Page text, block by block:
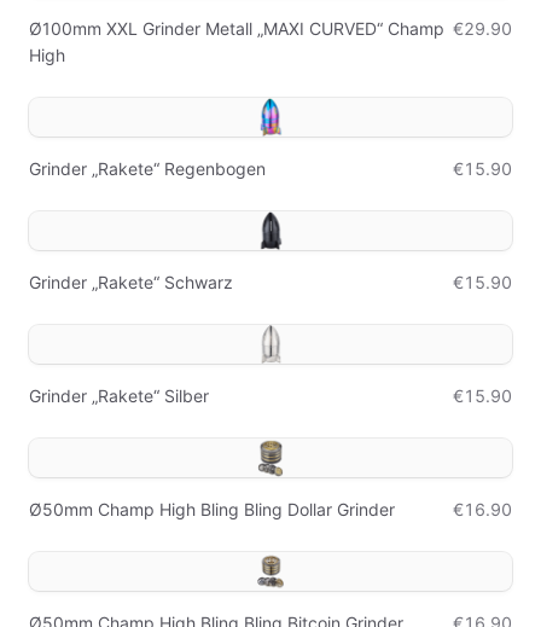
Ø100mm XXL Grinder Metall „MAXI CURVED“ Champ
High
€29.90
Grinder „Rakete“ Regenbogen €15.90
Grinder „Rakete“ Schwarz €15.90
Grinder „Rakete“ Silber €15.90
Ø50mm Champ High Bling Bling Dollar Grinder €16.90
Ø50mm Champ High Bling Bling Bitcoin Grinder €16.90